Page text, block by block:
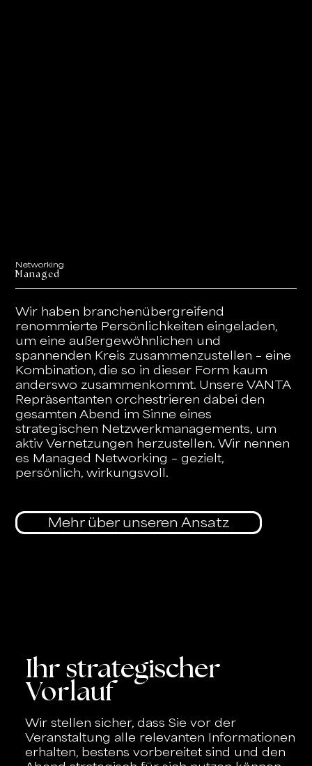
Managed
Networking
Wir haben branchenübergreifend
renommierte Persönlichkeiten eingeladen,
um eine außergewöhnlichen und
spannenden Kreis zusammenzustellen – eine
Kombination, die so in dieser Form kaum
anderswo zusammenkommt. Unsere VANTA
Repräsentanten orchestrieren dabei den
gesamten Abend im Sinne eines
strategischen Netzwerkmanagements, um
aktiv Vernetzungen herzustellen. Wir nennen
es Managed Networking – gezielt,
persönlich, wirkungsvoll.
Mehr über unseren Ansatz
Ihr strategischer
Vorlauf
Wir stellen sicher, dass Sie vor der
Veranstaltung alle relevanten Informationen
erhalten, bestens vorbereitet sind und den